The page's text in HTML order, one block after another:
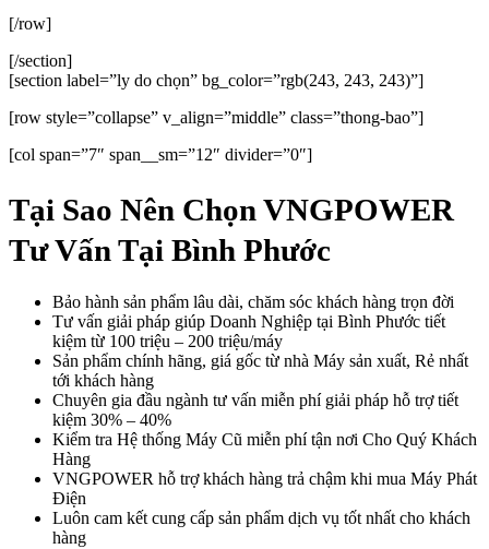
[/row]
[/section]
[section label=”ly do chọn” bg_color=”rgb(243, 243, 243)”]
[row style=”collapse” v_align=”middle” class=”thong-bao”]
[col span=”7″ span__sm=”12″ divider=”0″]
Tại Sao Nên Chọn VNGPOWER
Tư Vấn Tại Bình Phước
Bảo hành sản phẩm lâu dài, chăm sóc khách hàng trọn đời
Tư vấn giải pháp giúp Doanh Nghiệp tại Bình Phước tiết
kiệm từ 100 triệu – 200 triệu/máy
Sản phẩm chính hãng, giá gốc từ nhà Máy sản xuất, Rẻ nhất
tới khách hàng
Chuyên gia đầu ngành tư vấn miễn phí giải pháp hỗ trợ tiết
kiệm 30% – 40%
Kiểm tra Hệ thống Máy Cũ miễn phí tận nơi Cho Quý Khách
Hàng
VNGPOWER hỗ trợ khách hàng trả chậm khi mua Máy Phát
Điện
Luôn cam kết cung cấp sản phẩm dịch vụ tốt nhất cho khách
hàng